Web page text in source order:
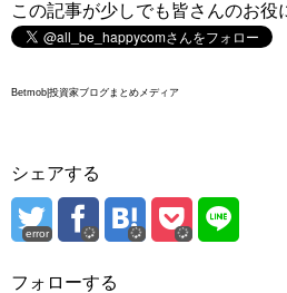
この記事が少しでも皆さんのお役
Betmob|投資家ブログまとめメディア
シェアする
error
フォローする